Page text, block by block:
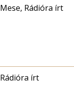
Mese, Rádióra írt
Rádióra írt